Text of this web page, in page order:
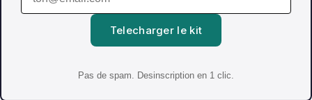
Telecharger le kit
Pas de spam. Desinscription en 1 clic.